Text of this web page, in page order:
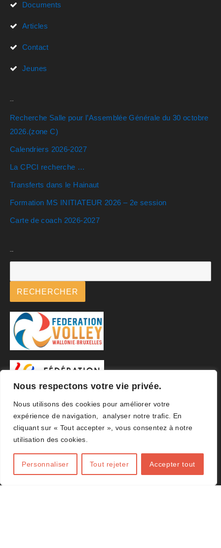
Nous respectons votre vie privée.
Nous utilisons des cookies pour améliorer votre
expérience de navigation, analyser notre trafic. En
cliquant sur « Tout accepter », vous consentez à notre
utilisation des cookies.
Personnaliser Tout rejeter Accepter tout
Documents
Articles
Contact
Jeunes
Recherche Salle pour l’Assemblée Générale du 30 octobre
2026.(zone C)
Calendriers 2026-2027
La CPCI recherche …
Transferts dans le Hainaut
Formation MS INITIATEUR 2026 – 2e session
Carte de coach 2026-2027
RECHERCHER